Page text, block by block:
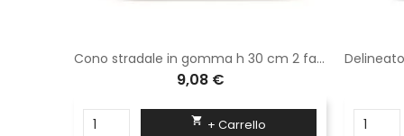
Cono stradale in gomma h 30 cm 2 fasce rifrangenti High Intensity Grade
9,08 €
 + Carrello